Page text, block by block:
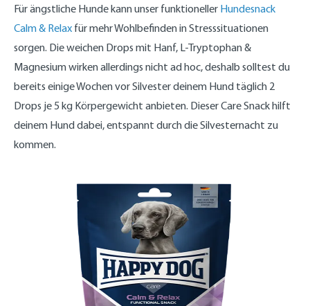
Für ängstliche Hunde kann unser funktioneller Hundesnack
Calm & Relax für mehr Wohlbefinden in Stresssituationen
sorgen. Die weichen Drops mit Hanf, L-Tryptophan &
Magnesium wirken allerdings nicht ad hoc, deshalb solltest du
bereits einige Wochen vor Silvester deinem Hund täglich 2
Drops je 5 kg Körpergewicht anbieten. Dieser Care Snack hilft
deinem Hund dabei, entspannt durch die Silvesternacht zu
kommen.